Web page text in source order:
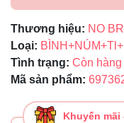
Thương hiệu: NO
Loại:
Tình trạng: Còn hàng
Mã sản phẩm:
Khuyến